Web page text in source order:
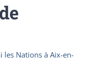
les Nations à Aix-en-